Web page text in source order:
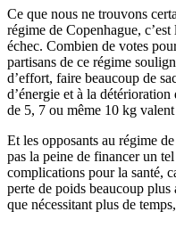
Ce que nous ne trouvons
régime de Copenhague,
échec. Combien de votes
partisans de ce régime
d’effort, faire beaucoup de
d’énergie et à la
de 5, 7 ou même 10 kg
Et les opposants au régime
pas la peine de financer un
complications pour la santé,
perte de poids beaucoup
que nécessitant plus de